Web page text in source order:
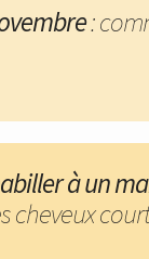
:
à un
cheveux